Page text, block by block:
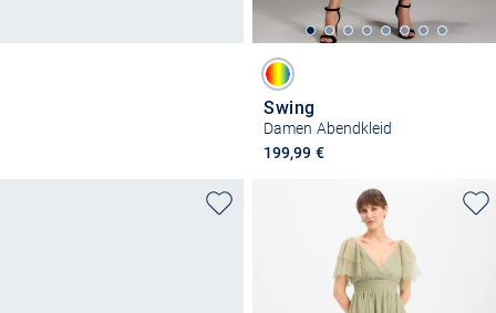
Swing
Damen Abendkleid
199,99 €